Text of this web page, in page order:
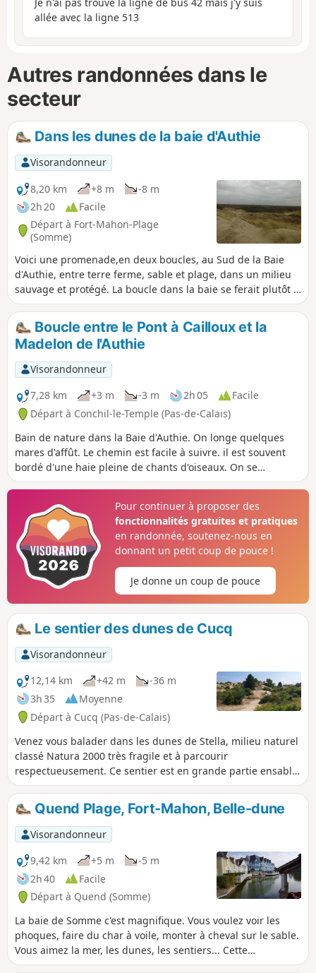
allée avec la ligne 513
Autres randonnées dans le
secteur
Dans les dunes de la baie d'Authie
Visorandonneur
8,20 km
+8 m
-8 m
2h 20
Facile
Départ à Fort-Mahon-Plage
(Somme)
Voici une promenade,en deux boucles, au Sud de la Baie
d'Authie, entre terre ferme, sable et plage, dans un milieu
sauvage et protégé. La boucle dans la baie se ferait plutôt à
marée descendante, c'est mieux pour marcher dans le sable
mouillé ! Application Visorando utile pour suivre la première
boucle.Boucle entre le Pont à Cailloux et la
Madelon de l'Authie
Visorandonneur
7,28 km
+3 m -3 m 2h 05
Facile
Départ à Conchil-le-Temple (Pas-de-Calais)
Bain de nature dans la Baie d'Authie. On longe quelques
mares d'affût. Le chemin est facile à suivre. il est souvent
bordé d'une haie pleine de chants d'oiseaux. On se
rapproche souvent de l'Authie et de ses méandres
Pour continuer à proposer des
fonctionnalités gratuites et pratiques
en randonnée, soutenez-nous en
donnant un petit coup de pouce !
Je donne un coup de pouce
Le sentier des dunes de Cucq
Visorandonneur
12,14 km
+42 m
-36 m
3h 35
Moyenne
Départ à Cucq (Pas-de-Calais)
Venez vous balader dans les dunes de Stella, milieu naturel
classé Natura 2000 très fragile et à parcourir
respectueusement. Ce sentier est en grande partie ensablé.
Vous découvrirez les trois types de dunes (embryonnaires,
blanches et grises) avec de jolis panoramas en haut de
celles-ci. Vous longerez la mer et découvrirez le Bois Joly.
Très belle randonnée malgré tout un peu physique.
Quend Plage, Fort-Mahon, Belle-dune
Visorandonneur
9,42 km
+5 m
-5 m
2h 40
Facile
Départ à Quend (Somme)
La baie de Somme c'est magnifique. Vous voulez voir les
phoques, faire du char à voile, monter à cheval sur le sable.
Vous aimez la mer, les dunes, les sentiers... Cette
randonnée est pour vous.